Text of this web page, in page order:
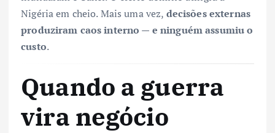
Nigéria em cheio. Mais uma vez, decisões externas
produziram caos interno — e ninguém assumiu o
custo.
Quando a guerra
vira negócio